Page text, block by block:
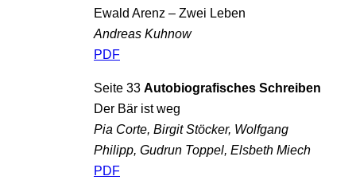
Ewald Arenz – Zwei Leben
Andreas Kuhnow
PDF
Seite 33 Autobiografisches Schreiben
Der Bär ist weg
Pia Corte, Birgit Stöcker, Wolfgang
Philipp, Gudrun Toppel, Elsbeth Miech
PDF